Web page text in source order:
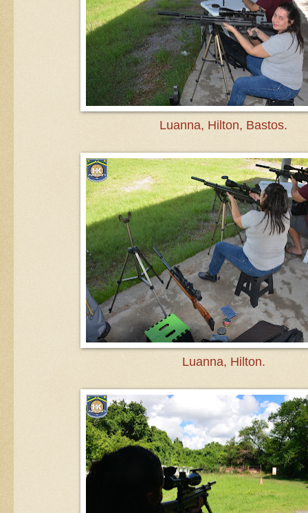
Luanna, Hilton, Bastos.
Luanna, Hilton.